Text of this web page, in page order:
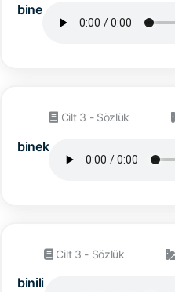
bine
binek
Cilt 3 - Sözlük
binili
Cilt 3 - Sözlük